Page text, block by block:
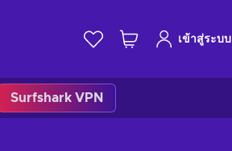
เข้าสู่ระบบ
Surfshark VPN